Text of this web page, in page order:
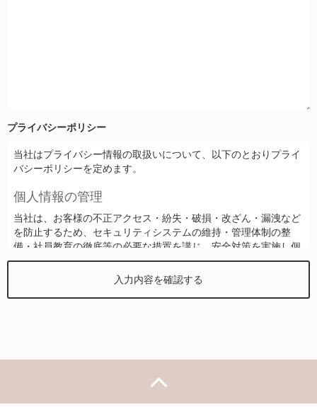
プライバシーポリシー
当社はプライバシー情報の取扱いについて、以下のとおりプライ
バシーポリシーを定めます。
個人情報の管理
当社は、お客様の不正アクセス・紛失・破損・改ざん・漏洩など
を防止するため、セキュリティシステムの維持・管理体制の整
備・社員教育の徹底等の必要な措置を講じ、安全対策を実施し個
人情報の厳重な管理を行ないます。
個人情報の利用目的
当社は、お客様よりお預かりした個人情報を適切に管理し、次の
いずれかに該当する場合を除き、個人情報を第三者に開示いたし